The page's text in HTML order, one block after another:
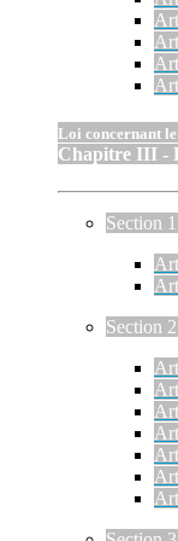
Loi concernant
Chapitre III -
Section
Section